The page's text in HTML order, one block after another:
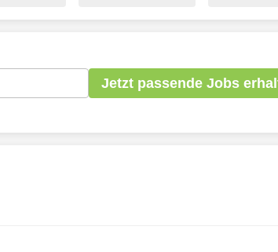
Jetzt passende Jobs